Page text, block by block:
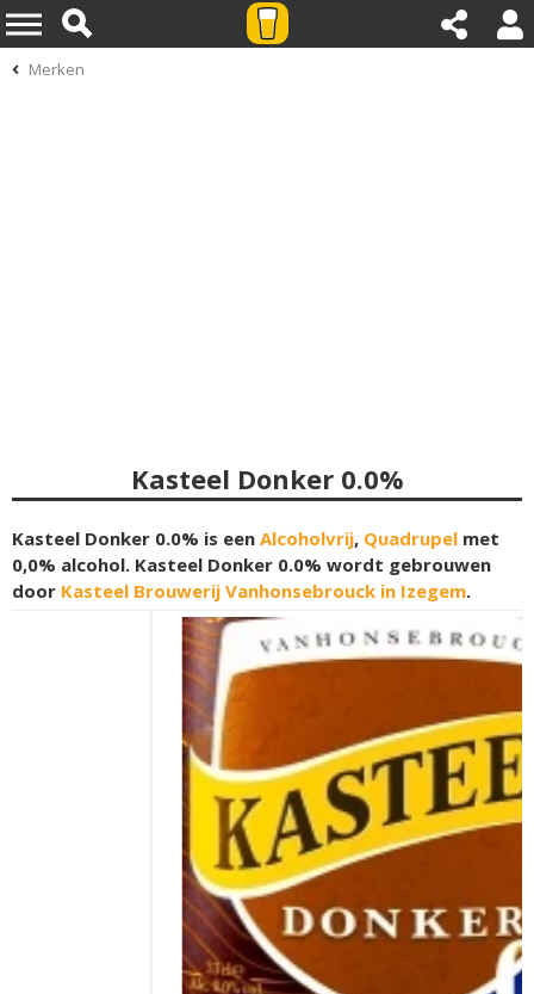
Merken
Kasteel Donker 0.0%
Kasteel Donker 0.0% is een Alcoholvrij, Quadrupel met
0,0% alcohol. Kasteel Donker 0.0% wordt gebrouwen
door Kasteel Brouwerij Vanhonsebrouck in Izegem.